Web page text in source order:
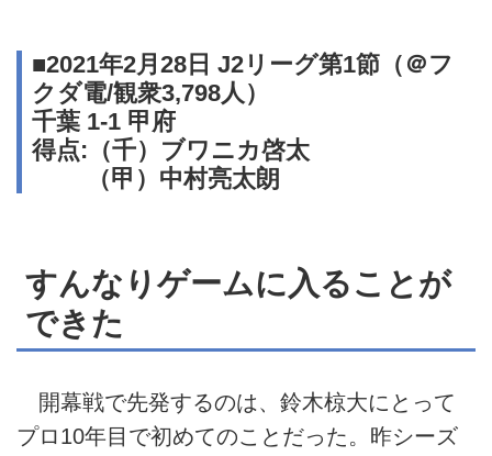
■2021年2月28日 J2リーグ第1節（＠フ
クダ電/観衆3,798人）
千葉 1-1 甲府
得点:（千）ブワニカ啓太
（甲）中村亮太朗
すんなりゲームに入ることが
できた
開幕戦で先発するのは、鈴木椋大にとって
プロ10年目で初めてのことだった。昨シーズ